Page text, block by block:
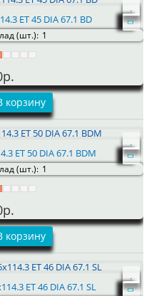
ET 45 DIA 67.1 BD
(шт.): 1
корзину
ET 50 DIA 67.1 BDM
(шт.): 1
корзину
ET 46 DIA 67.1 SL